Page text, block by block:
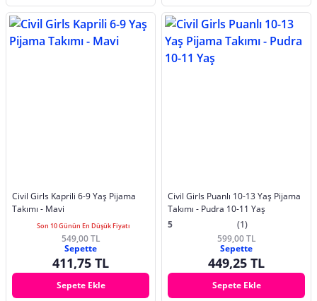
Civil Girls Kaprili 6-9 Yaş Pijama
Takımı - Mavi
Son 10 Günün En Düşük Fiyatı
549,00 TL
Sepette
411,75 TL
Sepete Ekle
Civil Girls Puanlı 10-13 Yaş Pijama
Takımı - Pudra 10-11 Yaş
5
(1)
599,00 TL
Sepette
449,25 TL
Sepete Ekle